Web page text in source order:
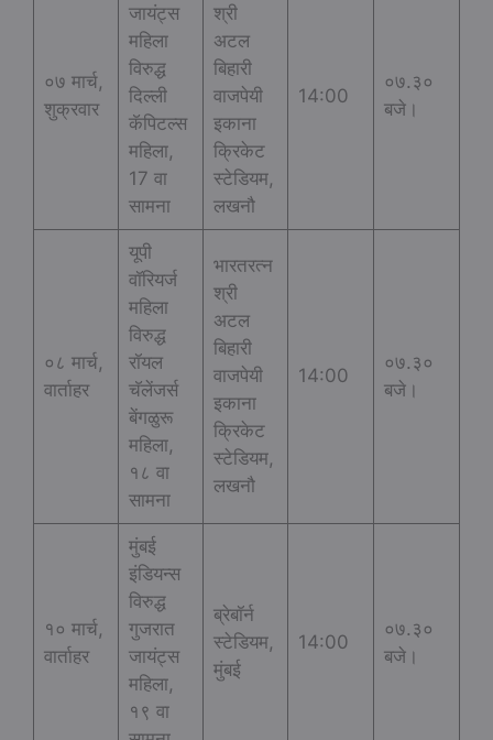
०७ मार्च,
शुक्रवार
जायंट्स
महिला
विरुद्ध
दिल्ली
कॅपिटल्स
महिला,
17 वा
सामना
श्री
अटल
बिहारी
वाजपेयी
इकाना
क्रिकेट
स्टेडियम,
लखनौ
14:00
०७.३०
बजे।
०८ मार्च,
वार्ताहर
यूपी
वॉरियर्ज
महिला
विरुद्ध
रॉयल
चॅलेंजर्स
बेंगळुरू
महिला,
१८ वा
सामना
भारतरत्न
श्री
अटल
बिहारी
वाजपेयी
इकाना
क्रिकेट
स्टेडियम,
लखनौ
14:00
०७.३०
बजे।
१० मार्च,
वार्ताहर
मुंबई
इंडियन्स
विरुद्ध
गुजरात
जायंट्स
महिला,
१९ वा
ब्रेबॉर्न
स्टेडियम,
मुंबई
14:00
०७.३०
बजे।